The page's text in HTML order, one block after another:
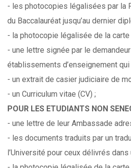
- les photocopies légalisées par la
du Baccalauréat jusqu’au dernier
- la photocopie légalisée de la
- une lettre signée par le
établissements d’enseignement
- un extrait de casier judiciaire de
- un Curriculum vitae (CV) ;
POUR LES ETUDIANTS NON
- une lettre de leur Ambassade
- les documents traduits par un
l’Université pour ceux délivrés